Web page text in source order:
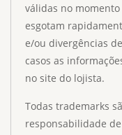
válidas no
esgotam
e/ou divergências
casos as
no site do lojista.
Todas trademarks
responsabilidade